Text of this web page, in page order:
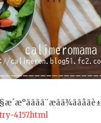
4157.html